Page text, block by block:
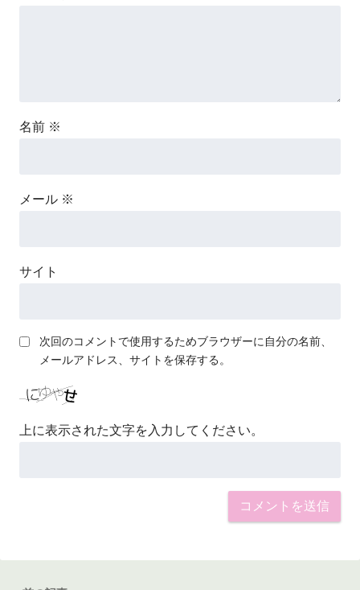
名前 ※
メール ※
サイト
次回のコメントで使用するためブラウザーに自分の名前、
メールアドレス、サイトを保存する。
上に表示された文字を入力してください。